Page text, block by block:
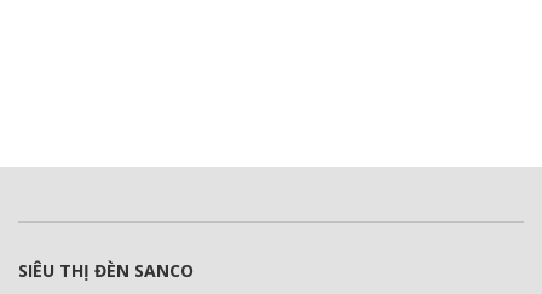
SIÊU THỊ ĐÈN SANCO